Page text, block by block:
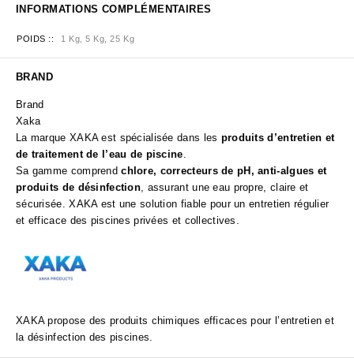
INFORMATIONS COMPLÉMENTAIRES
POIDS : 1 Kg, 5 Kg, 25 Kg
BRAND
Brand
Xaka
La marque XAKA est spécialisée dans les produits d’entretien et
de traitement de l’eau de piscine.
Sa gamme comprendchlore, correcteurs de pH, anti-algues et
produits de désinfection, assurant une eau propre, claire et
sécurisée. XAKA est une solution fiable pour un entretien régulier
et efficace des piscines privées et collectives.
XAKA propose des produits chimiques efficaces pour l’entretien et
la désinfection des piscines.